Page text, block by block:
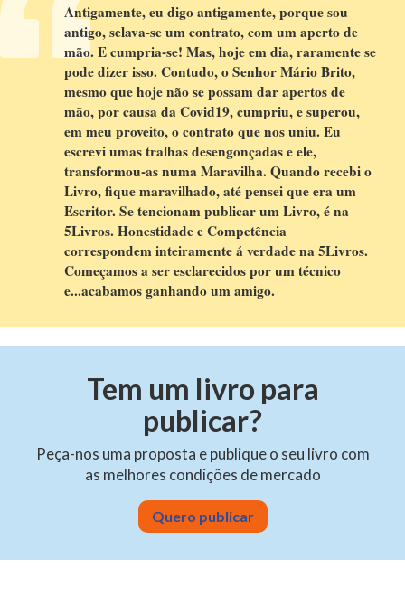
Antigamente, eu digo antigamente, porque sou
antigo, selava-se um contrato, com um aperto de
mão. E cumpria-se! Mas, hoje em dia, raramente se
pode dizer isso. Contudo, o Senhor Mário Brito,
mesmo que hoje não se possam dar apertos de
mão, por causa da Covid19, cumpriu, e superou,
em meu proveito, o contrato que nos uniu. Eu
escrevi umas tralhas desengonçadas e ele,
transformou-as numa Maravilha. Quando recebi o
Livro, fique maravilhado, até pensei que era um
Escritor. Se tencionam publicar um Livro, é na
5Livros. Honestidade e Competência
correspondem inteiramente á verdade na 5Livros.
Começamos a ser esclarecidos por um técnico
e...acabamos ganhando um amigo.
Tem um livro para
publicar?
Peça-nos uma proposta e publique o seu livro com
as melhores condições de mercado
Quero publicar